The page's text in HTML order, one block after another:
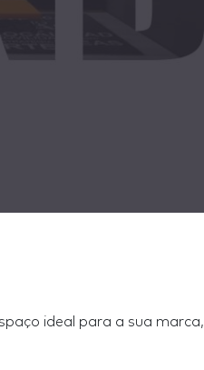
ideal para a sua marca,